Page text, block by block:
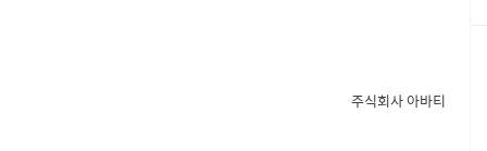
주식회사 아바티